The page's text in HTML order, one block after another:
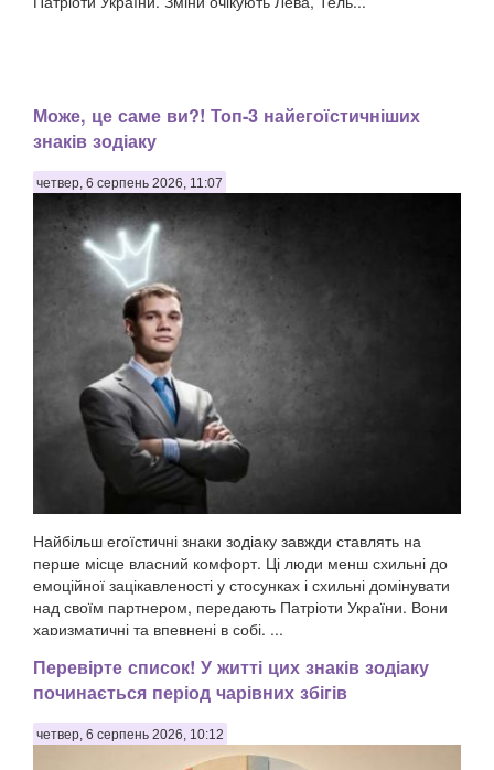
Може, це саме ви?! Топ-3 найегоїстичніших
знаків зодіаку
четвер, 6 серпень 2026, 11:07
Найбільш егоїстичні знаки зодіаку завжди ставлять на
перше місце власний комфорт. Ці люди менш схильні до
емоційної зацікавленості у стосунках і схильні домінувати
над своїм партнером, передають Патріоти України. Вони
харизматичні та впевнені в собі, ...
Перевірте список! У житті цих знаків зодіаку
починається період чарівних збігів
четвер, 6 серпень 2026, 10:12